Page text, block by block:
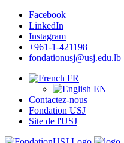
Facebook
LinkedIn
Instagram
+961-1-421198
fondationusj@usj.edu.lb
FR
EN
Contactez-nous
Fondation USJ
Site de l'USJ